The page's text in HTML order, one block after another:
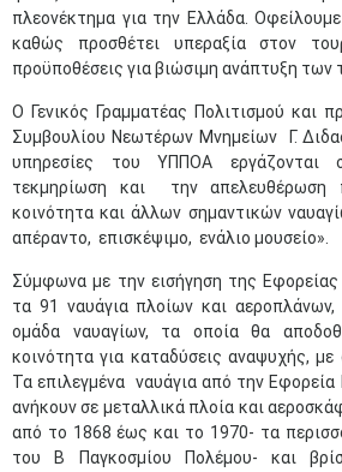
πλεονέκτημα για την Ελλάδα.
καθώς προσθέτει υπεραξία στον
προϋποθέσεις για βιώσιμη ανάπτυξη των
Ο Γενικός Γραμματέας Πολιτισμού και
Συμβουλίου Νεωτέρων Μνημείων Γ.
υπηρεσίες του ΥΠΠΟΑ εργάζονται
τεκμηρίωση και την απελευθέρωση
κοινότητα και άλλων σημαντικών
απέραντο, επισκέψιμο, ενάλιο μουσείο».
Σύμφωνα με την εισήγηση της
τα 91 ναυάγια πλοίων και
ομάδα ναυαγίων, τα οποία θα
κοινότητα για καταδύσεις αναψυχής, με
Τα επιλεγμένα ναυάγια από την
ανήκουν σε μεταλλικά πλοία και
από το 1868 έως και το 1970- τα
του Β Παγκοσμίου Πολέμου- και